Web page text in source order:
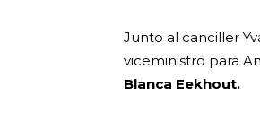
Junto al canciller
viceministro para
Blanca Eekhout.